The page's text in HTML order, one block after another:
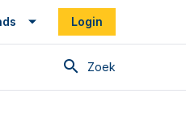
Login
Zoek